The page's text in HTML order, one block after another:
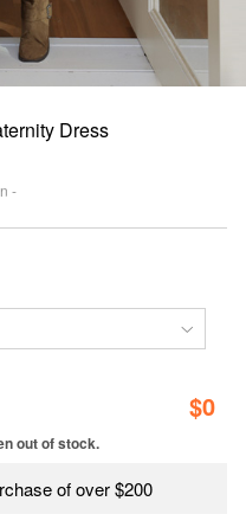
Dress
-
$0
out of stock.
of over $200